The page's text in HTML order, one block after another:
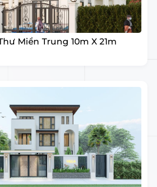
Miền Trung 10m X 21m